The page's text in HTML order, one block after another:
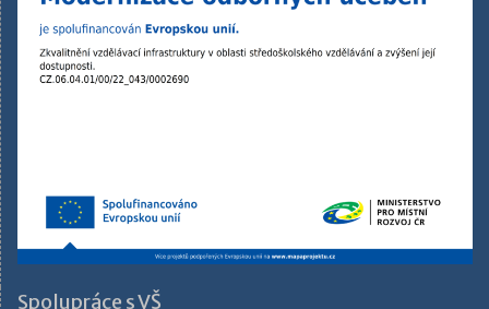
Spolupráce s VŠ